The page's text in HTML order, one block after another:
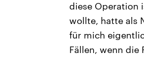
diese Operation
wollte, hatte als
für mich
Fällen, wenn